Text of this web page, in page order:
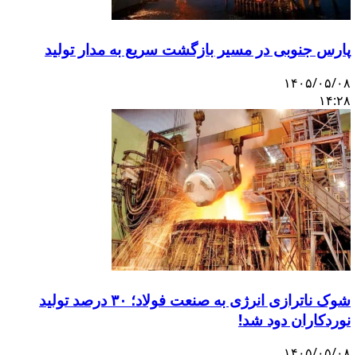
پارس جنوبی در مسیر بازگشت سریع به مدار تولید
۱۴۰۵/۰۵/۰۸
۱۴:۲۸
شوک ناترازی انرژی به صنعت فولاد؛ ۳۰ درصد تولید
نوردکاران دود شد!